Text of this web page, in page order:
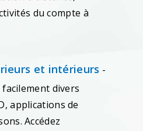
du compte à
et intérieurs -
divers
applications de
Accédez